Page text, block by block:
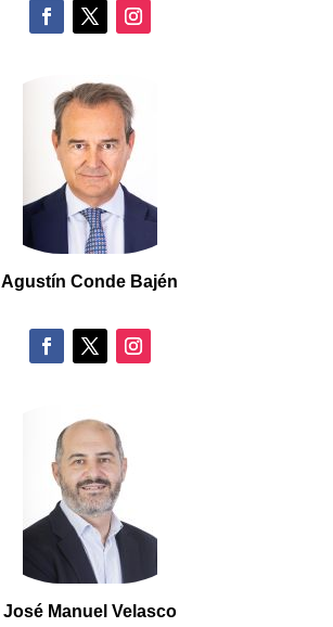
Agustín Conde Bajén
José Manuel Velasco